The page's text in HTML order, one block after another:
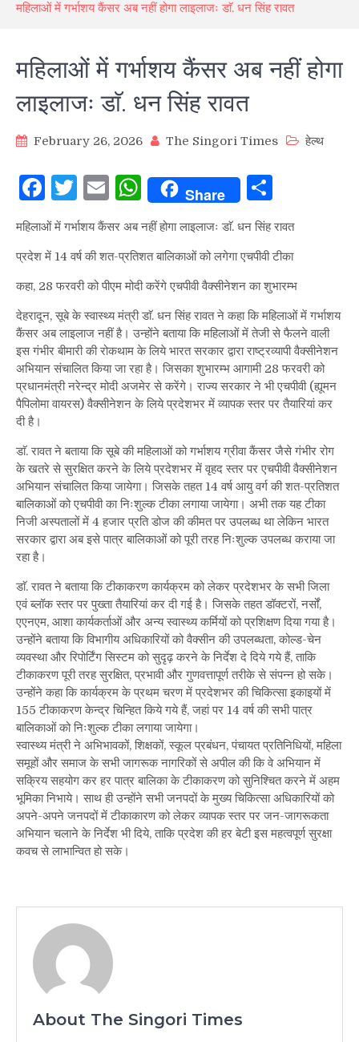
महिलाओं में गर्भाशय कैंसर अब नहीं होगा लाइलाजः डाॅ. धन सिंह रावत
महिलाओं में गर्भाशय कैंसर अब नहीं होगा
लाइलाजः डाॅ. धन सिंह रावत
February 26, 2026 The Singori Times हेल्थ
Facebook
Twitter
EmailWhatsApp
Share
महिलाओं में गर्भाशय कैंसर अब नहीं होगा लाइलाजः डाॅ. धन सिंह रावत
प्रदेश में 14 वर्ष की शत-प्रतिशत बालिकाओं को लगेगा एचपीवी टीका
कहा, 28 फरवरी को पीएम मोदी करेंगे एचपीवी वैक्सीनेशन का शुभारम्भ
देहरादून, सूबे के स्वास्थ्य मंत्री डाॅ. धन सिंह रावत ने कहा कि महिलाओं में गर्भाशय
कैंसर अब लाइलाज नहीं है। उन्होंने बताया कि महिलाओं में तेजी से फैलने वाली
इस गंभीर बीमारी की रोकथाम के लिये भारत सरकार द्वारा राष्ट्रव्यापी वैक्सीनेशन
अभियान संचालित किया जा रहा है। जिसका शुभारम्भ आगामी 28 फरवरी को
प्रधानमंत्री नरेन्द्र मोदी अजमेर से करेंगे। राज्य सरकार ने भी एचपीवी (ह्यूमन
पैपिलोमा वायरस) वैक्सीनेशन के लिये प्रदेशभर में व्यापक स्तर पर तैयारियां कर
दी है।
डाॅ. रावत ने बताया कि सूबे की महिलाओं को गर्भाशय ग्रीवा कैंसर जैसे गंभीर रोग
के खतरे से सुरक्षित करने के लिये प्रदेशभर में वृहद स्तर पर एचपीवी वैक्सीनेशन
अभियान संचालित किया जायेगा। जिसके तहत 14 वर्ष आयु वर्ग की शत-प्रतिशत
बालिकाओं को एचपीवी का निःशुल्क टीका लगाया जायेगा। अभी तक यह टीका
निजी अस्पतालों में 4 हजार प्रति डोज की कीमत पर उपलब्ध था लेकिन भारत
सरकार द्वारा अब इसे पात्र बालिकाओं को पूरी तरह निःशुल्क उपलब्ध कराया जा
रहा है।
डाॅ. रावत ने बताया कि टीकाकरण कार्यक्रम को लेकर प्रदेशभर के सभी जिला
एवं ब्लॉक स्तर पर पुख्ता तैयारियां कर दी गई है। जिसके तहत डॉक्टरों, नर्सों,
एएनएम, आशा कार्यकर्ताओं और अन्य स्वास्थ्य कर्मियों को प्रशिक्षण दिया गया है।
उन्होंने बताया कि विभागीय अधिकारियों को वैक्सीन की उपलब्धता, कोल्ड-चेन
व्यवस्था और रिपोर्टिंग सिस्टम को सुदृढ़ करने के निर्देश दे दिये गये हैं, ताकि
टीकाकरण पूरी तरह सुरक्षित, प्रभावी और गुणवत्तापूर्ण तरीके से संपन्न हो सके।
उन्होंने कहा कि कार्यक्रम के प्रथम चरण में प्रदेशभर की चिकित्सा इकाइयों में
155 टीकाकरण केन्द्र चिन्हित किये गये हैं, जहां पर 14 वर्ष की सभी पात्र
बालिकाओं को निःशुल्क टीका लगाया जायेगा।
स्वास्थ्य मंत्री ने अभिभावकों, शिक्षकों, स्कूल प्रबंधन, पंचायत प्रतिनिधियों, महिला
समूहों और समाज के सभी जागरूक नागरिकों से अपील की कि वे अभियान में
सक्रिय सहयोग कर हर पात्र बालिका के टीकाकरण को सुनिश्चित करने में अहम
भूमिका निभाये। साथ ही उन्होंने सभी जनपदों के मुख्य चिकित्सा अधिकारियों को
अपने-अपने जनपदों में टीकाकारण को लेकर व्यापक स्तर पर जन-जागरूकता
अभियान चलाने के निर्देश भी दिये, ताकि प्रदेश की हर बेटी इस महत्वपूर्ण सुरक्षा
कवच से लाभान्वित हो सके।
About The Singori Times